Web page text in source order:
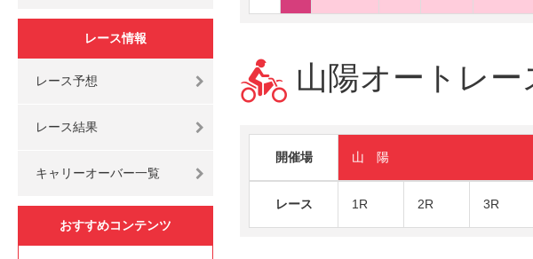
レース情報
レース予想
レース結果
キャリーオーバー一覧
おすすめコンテンツ
山陽オートレー
開催場 山 陽
レース 1R 2R 3R